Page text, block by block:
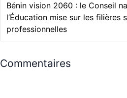
Bénin vision 2060 : le Conseil
l’Éducation mise sur les filières
professionnelles
Commentaires